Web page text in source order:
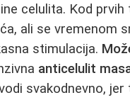
celulita. Kod
ali se vremenom
stimulacija.
anticelulit
svakodnevno, jer